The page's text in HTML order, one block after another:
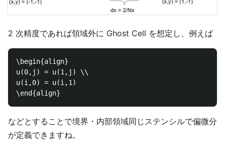
2 次精度であれば領域外に Ghost Cell を想定し、例えば
\begin{align}
u(0,j) = u(1,j) \\
u(i,0) = u(i,1)
などとすることで境界・内部領域同じステンシルで偏微分
が定義できますね。